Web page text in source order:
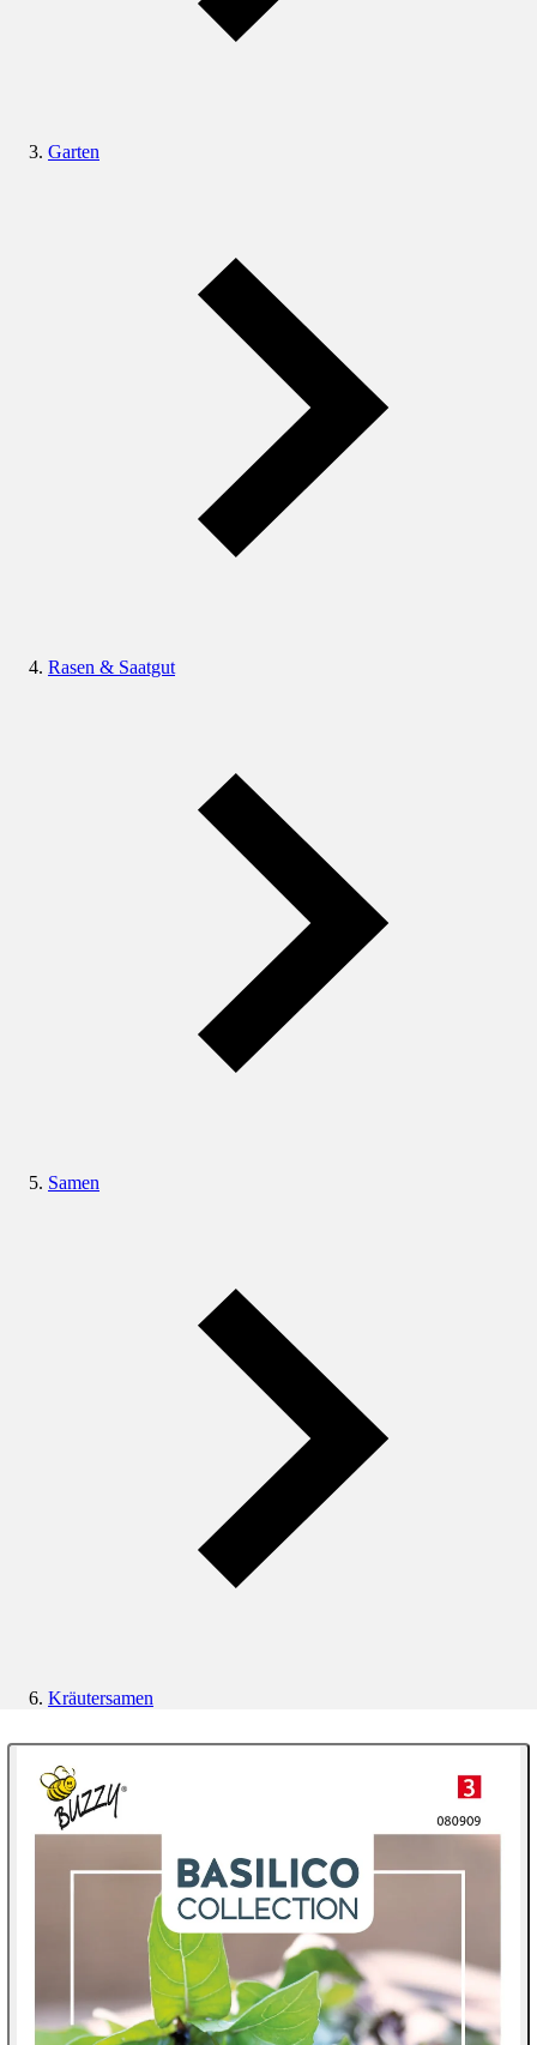
Garten
Rasen & Saatgut
Samen
Kräutersamen